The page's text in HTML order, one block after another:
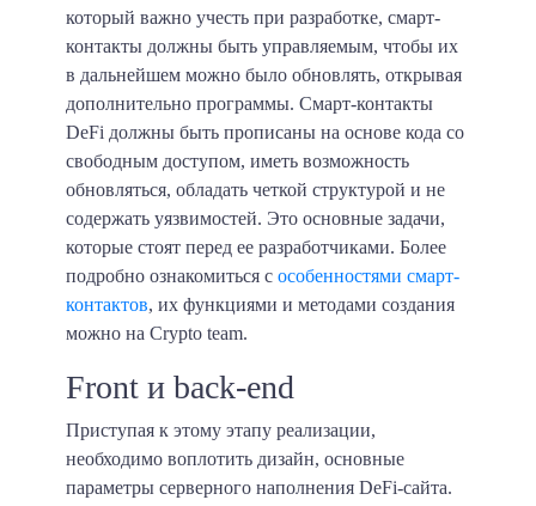
который важно учесть при разработке, смарт-
контакты должны быть управляемым, чтобы их
в дальнейшем можно было обновлять, открывая
дополнительно программы. Смарт-контакты
DeFi должны быть прописаны на основе кода со
свободным доступом, иметь возможность
обновляться, обладать четкой структурой и не
содержать уязвимостей. Это основные задачи,
которые стоят перед ее разработчиками. Более
подробно ознакомиться с особенностями смарт-
контактов, их функциями и методами создания
можно на Crypto team.
Front и back-end
Приступая к этому этапу реализации,
необходимо воплотить дизайн, основные
параметры серверного наполнения DeFi-сайта.